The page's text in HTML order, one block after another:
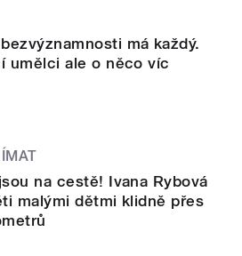
má každý.
umělci ale o něco víc
na cestě! Ivana Rybová
malými dětmi klidně přes